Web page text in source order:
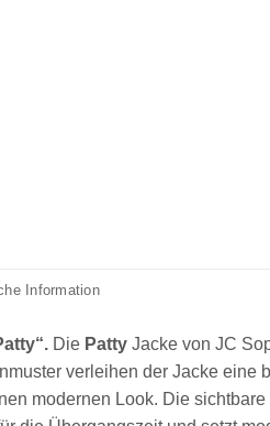
Information
Die Patty Jacke von JC
verleihen der Jacke eine
modernen Look. Die